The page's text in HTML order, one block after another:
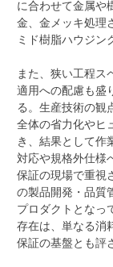
に合わせて金属や
金、金メッキ処理
ミド樹脂ハウジン
また、狭い工程ス
適用への配慮も盛
る。生産技術の観
全体の省力化やヒ
き、結果として作
対応や規格外仕様
保証の現場で重視
の製品開発・品質
プロダクトとなっ
存在は、単なる消
保証の基盤とも評